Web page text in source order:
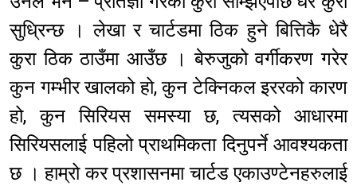
सुध्रिन्छ । लेखा र चार्टडमा ठिक हुने बित्तिकै धेरै
कुरा ठिक ठाउँमा आउँछ । बेरुजुको वर्गीकरण गरेर
कुन गम्भीर खालको हो, कुन टेक्निकल इररको कारण
हो, कुन सिरियस समस्या छ, त्यसको आधारमा
सिरियसलाई पहिलो प्राथमिकता दिनुपर्ने आवश्यकता
छ । हाम्रो कर प्रशासनमा चार्टड एकाउण्टेनहरुलाई